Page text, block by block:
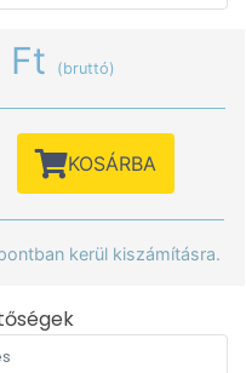
Ft (bruttó)
KOSÁRBA
kerül kiszámításra.